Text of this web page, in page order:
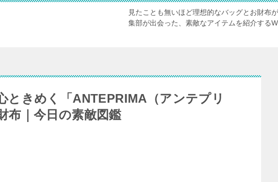
見たことも無いほど理想的なバッグとお財布
集部が出会った、素敵なアイテムを紹介する
ときめく「ANTEPRIMA（アンテプリ
布｜今日の素敵図鑑